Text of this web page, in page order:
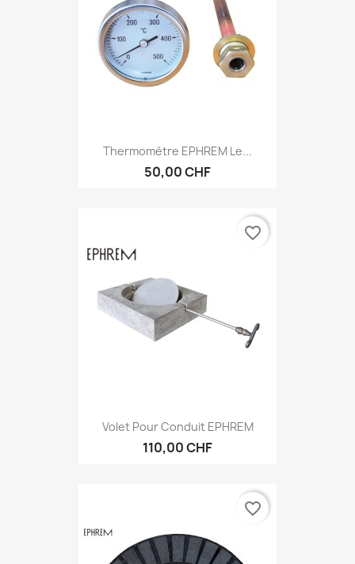
Thermomètre EPHREM Le...
50,00 CHF
Volet Pour Conduit EPHREM
110,00 CHF
favorite_border
favorite_border